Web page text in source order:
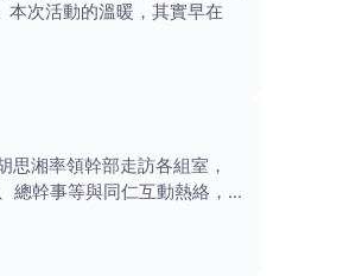
本次活動的溫暖，其實早在
思湘率領幹部走訪各組室，
總幹事等與同仁互動熱絡，